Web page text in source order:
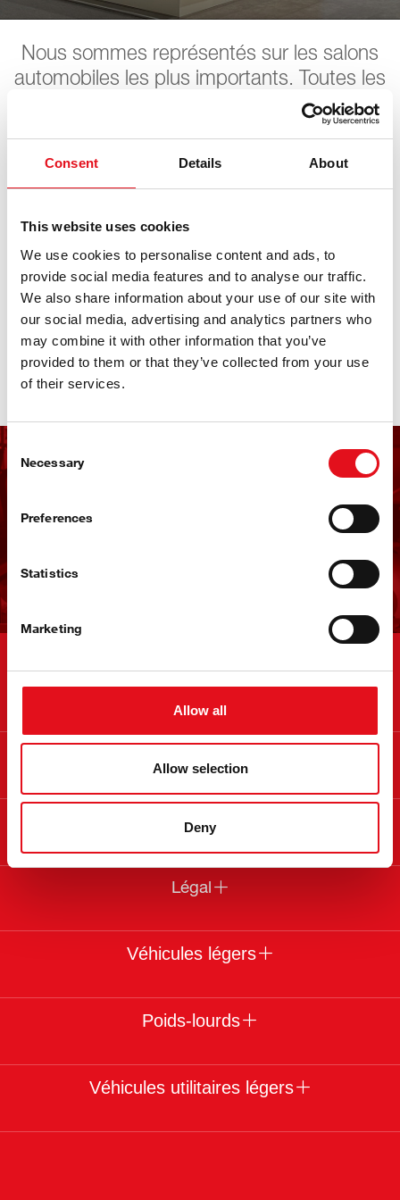
Consent Details About
This website uses cookies
We use cookies to personalise content and ads, to
provide social media features and to analyse our traffic.
We also share information about your use of our site with
our social media, advertising and analytics partners who
may combine it with other information that you’ve
provided to them or that they’ve collected from your use
of their services.
Consent
Selection
Necessary
Preferences
Statistics
Marketing
Allow all
Allow selection
Deny
Nous sommes représentés sur les salons
automobiles les plus importants. Toutes les
dates à venir peuvent être trouvées ici.
Nous attendons votre visite avec
impatience.
Automechanika
08. septembre 2026 - 12. septembre 2026 · Frankfurt ·
open in Maps
Recevoir la newsletter
Contact
À propos de febi
Légal
Véhicules légers
Poids-lourds
Véhicules utilitaires légers